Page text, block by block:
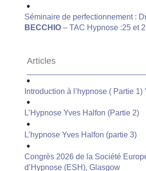
Séminaire de perfectionnement :
BECCHIO – TAC Hypnose :25 et
Articles
Introduction à l’hypnose ( Partie 1)
L’Hypnose Yves Halfon (Partie 2)
L’hypnose Yves Halfon (partie 3)
Congrès 2026 de la Société
d’Hypnose (ESH), Glasgow